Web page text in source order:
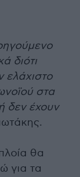
διότι
ελάχιστο
στα
δεν έχουν
θα
για τα